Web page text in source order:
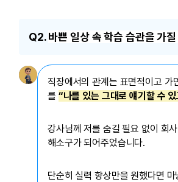
Q2.바쁜 일상 속 학습 습관을 가
직장에서의 관계는 표면적이고
를 “나를 있는 그대로 얘기할 수
강사님께 저를 숨길 필요 없이 회
해소구가 되어주었습니다.
단순히 실력 향상만을 원했다면